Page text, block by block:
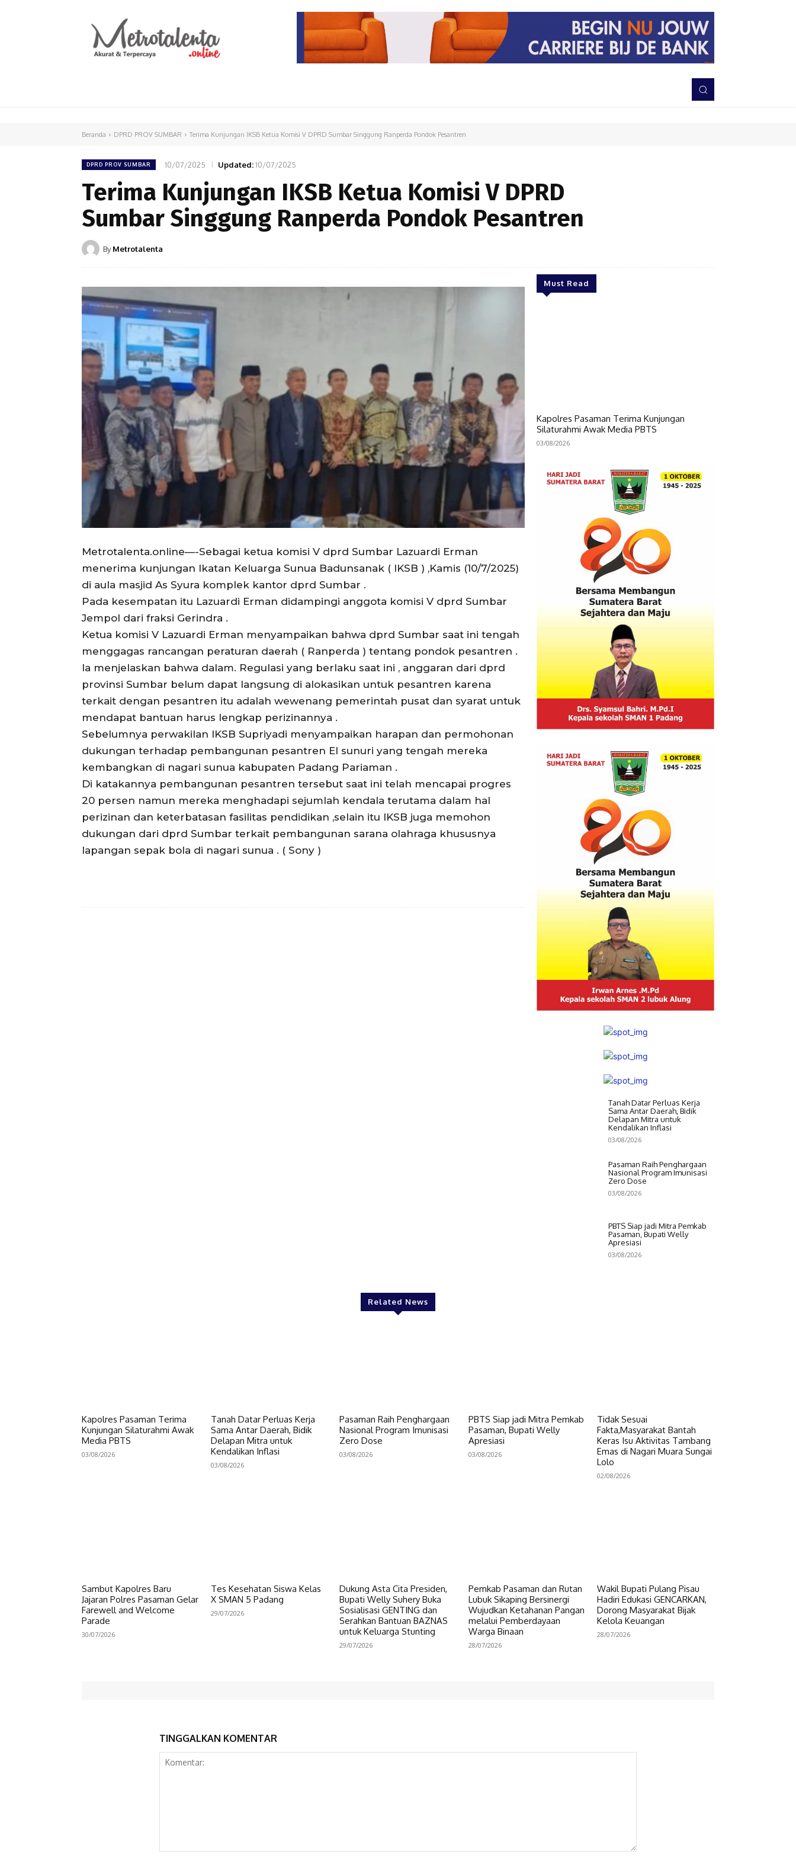
TNI-POLRI
Beranda DPRD PROV SUMBAR Terima Kunjungan IKSB Ketua Komisi V DPRD Sumbar Singgung Ranperda Pondok Pesantren
DPRD PROV SUMBAR 10/07/2025 Updated:10/07/2025
Terima Kunjungan IKSB Ketua Komisi V DPRD
Sumbar Singgung Ranperda Pondok Pesantren
By Metrotalenta
Metrotalenta.online—-Sebagai ketua komisi V dprd Sumbar Lazuardi Erman
menerima kunjungan Ikatan Keluarga Sunua Badunsanak ( IKSB ) ,Kamis (10/7/2025)
di aula masjid As Syura komplek kantor dprd Sumbar .
Pada kesempatan itu Lazuardi Erman didampingi anggota komisi V dprd Sumbar
Jempol dari fraksi Gerindra .
Ketua komisi V Lazuardi Erman menyampaikan bahwa dprd Sumbar saat ini tengah
menggagas rancangan peraturan daerah ( Ranperda ) tentang pondok pesantren .
Ia menjelaskan bahwa dalam. Regulasi yang berlaku saat ini , anggaran dari dprd
provinsi Sumbar belum dapat langsung di alokasikan untuk pesantren karena
terkait dengan pesantren itu adalah wewenang pemerintah pusat dan syarat untuk
mendapat bantuan harus lengkap perizinannya .
Sebelumnya perwakilan IKSB Supriyadi menyampaikan harapan dan permohonan
dukungan terhadap pembangunan pesantren El sunuri yang tengah mereka
kembangkan di nagari sunua kabupaten Padang Pariaman .
Di katakannya pembangunan pesantren tersebut saat ini telah mencapai progres
20 persen namun mereka menghadapi sejumlah kendala terutama dalam hal
perizinan dan keterbatasan fasilitas pendidikan ,selain itu IKSB juga memohon
dukungan dari dprd Sumbar terkait pembangunan sarana olahraga khususnya
lapangan sepak bola di nagari sunua . ( Sony )
Must Read
Kapolres Pasaman Terima Kunjungan
Silaturahmi Awak Media PBTS
03/08/2026
Tanah Datar Perluas Kerja
Sama Antar Daerah, Bidik
Delapan Mitra untuk
Kendalikan Inflasi
03/08/2026
Pasaman Raih Penghargaan
Nasional Program Imunisasi
Zero Dose
03/08/2026
PBTS Siap jadi Mitra Pemkab
Pasaman, Bupati Welly
Apresiasi
03/08/2026
Related News
Kapolres Pasaman Terima
Kunjungan Silaturahmi Awak
Media PBTS
03/08/2026
Tanah Datar Perluas Kerja
Sama Antar Daerah, Bidik
Delapan Mitra untuk
Kendalikan Inflasi
03/08/2026
Pasaman Raih Penghargaan
Nasional Program Imunisasi
Zero Dose
03/08/2026
PBTS Siap jadi Mitra Pemkab
Pasaman, Bupati Welly
Apresiasi
03/08/2026
Tidak Sesuai
Fakta,Masyarakat Bantah
Keras Isu Aktivitas Tambang
Emas di Nagari Muara Sungai
Lolo
02/08/2026
Sambut Kapolres Baru
Jajaran Polres Pasaman Gelar
Farewell and Welcome
Parade
30/07/2026
Tes Kesehatan Siswa Kelas
X SMAN 5 Padang
29/07/2026
Dukung Asta Cita Presiden,
Bupati Welly Suhery Buka
Sosialisasi GENTING dan
Serahkan Bantuan BAZNAS
untuk Keluarga Stunting
29/07/2026
Pemkab Pasaman dan Rutan
Lubuk Sikaping Bersinergi
Wujudkan Ketahanan Pangan
melalui Pemberdayaan
Warga Binaan
28/07/2026
Wakil Bupati Pulang Pisau
Hadiri Edukasi GENCARKAN,
Dorong Masyarakat Bijak
Kelola Keuangan
28/07/2026
TINGGALKAN KOMENTAR